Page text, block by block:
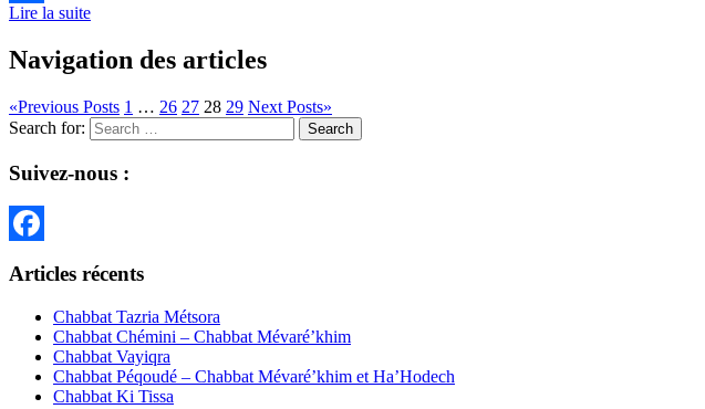
Partager
Lire la suite
Navigation des articles
«Previous Posts 1 … 26 27 28 29 Next Posts»
Search for:
Search
Suivez-nous :
Articles récents
Chabbat Tazria Métsora
Chabbat Chémini – Chabbat Mévaré’khim
Chabbat Vayiqra
Chabbat Péqoudé – Chabbat Mévaré’khim et Ha’Hodech
Chabbat Ki Tissa